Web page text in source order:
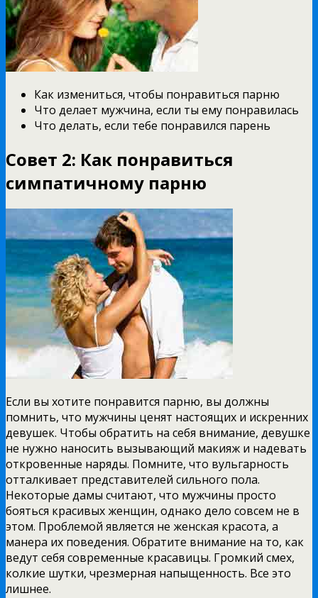
Как измениться, чтобы понравиться парню
Что делает мужчина, если ты ему понравилась
Что делать, если тебе понравился парень
Совет 2: Как понравиться
симпатичному парню
Если вы хотите понравится парню, вы должны
помнить, что мужчины ценят настоящих и искренних
девушек. Чтобы обратить на себя внимание, девушке
не нужно наносить вызывающий макияж и надевать
откровенные наряды. Помните, что вульгарность
отталкивает представителей сильного пола.
Некоторые дамы считают, что мужчины просто
бояться красивых женщин, однако дело совсем не в
этом. Проблемой является не женская красота, а
манера их поведения. Обратите внимание на то, как
ведут себя современные красавицы. Громкий смех,
колкие шутки, чрезмерная напыщенность. Все это
лишнее.